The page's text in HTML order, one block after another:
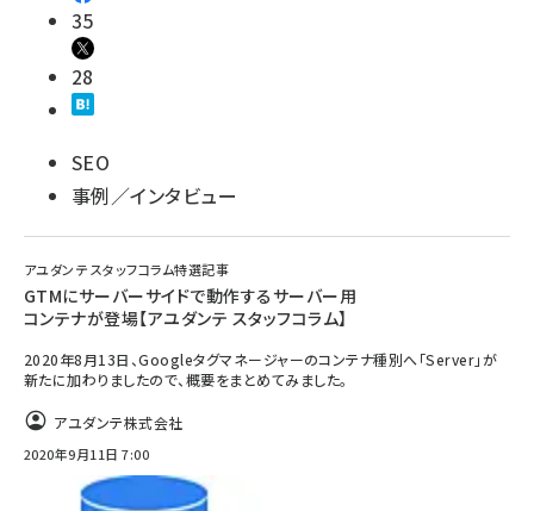
35
28
SEO
事例／インタビュー
アユダンテ スタッフコラム特選記事
GTMにサーバーサイドで動作するサーバー用
コンテナが登場【アユダンテ スタッフコラム】
2020年8月13日、Googleタグマネージャーのコンテナ種別へ「Server」が
新たに加わりましたので、概要をまとめてみました。
アユダンテ株式会社
2020年9月11日 7:00